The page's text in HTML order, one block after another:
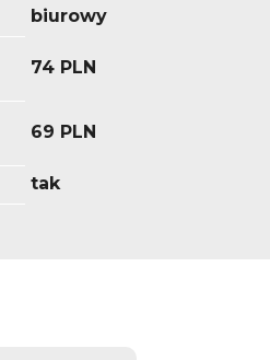
biurowy
74 PLN
69 PLN
tak